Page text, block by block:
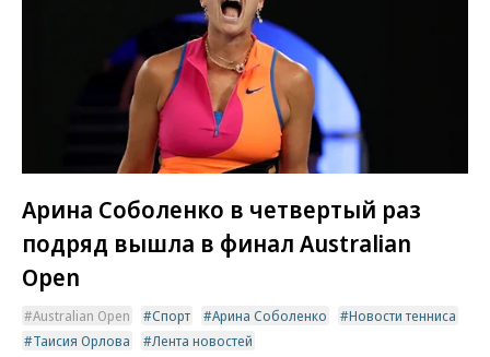
Арина Соболенко в четвертый раз
подряд вышла в финал Australian
Open
Australian Open Спорт Арина Соболенко
Новости тенниса
Таисия Орлова
Лента новостей